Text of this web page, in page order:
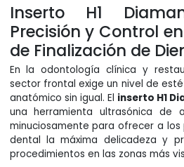
Inserto H1
Precisión y Control
de Finalización de
En la odontología clínica y
sector frontal exige un nivel de
anatómico sin igual. El inserto H1
una herramienta ultrasónica de
minuciosamente para ofrecer a
dental la máxima delicadeza y
procedimientos en las zonas más